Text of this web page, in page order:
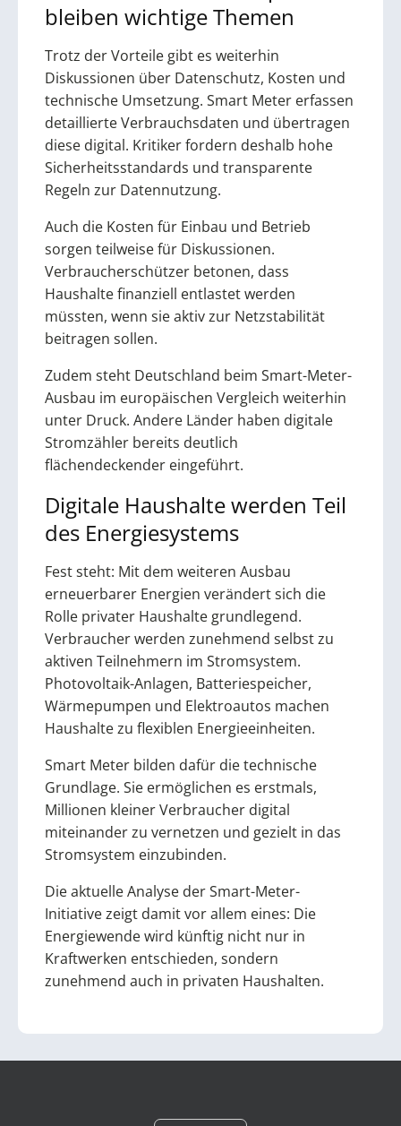
bleiben wichtige Themen
Trotz der Vorteile gibt es weiterhin
Diskussionen über Datenschutz, Kosten und
technische Umsetzung. Smart Meter erfassen
detaillierte Verbrauchsdaten und übertragen
diese digital. Kritiker fordern deshalb hohe
Sicherheitsstandards und transparente
Regeln zur Datennutzung.
Auch die Kosten für Einbau und Betrieb
sorgen teilweise für Diskussionen.
Verbraucherschützer betonen, dass
Haushalte finanziell entlastet werden
müssten, wenn sie aktiv zur Netzstabilität
beitragen sollen.
Zudem steht Deutschland beim Smart-Meter-
Ausbau im europäischen Vergleich weiterhin
unter Druck. Andere Länder haben digitale
Stromzähler bereits deutlich
flächendeckender eingeführt.
Digitale Haushalte werden Teil
des Energiesystems
Fest steht: Mit dem weiteren Ausbau
erneuerbarer Energien verändert sich die
Rolle privater Haushalte grundlegend.
Verbraucher werden zunehmend selbst zu
aktiven Teilnehmern im Stromsystem.
Photovoltaik-Anlagen, Batteriespeicher,
Wärmepumpen und Elektroautos machen
Haushalte zu flexiblen Energieeinheiten.
Smart Meter bilden dafür die technische
Grundlage. Sie ermöglichen es erstmals,
Millionen kleiner Verbraucher digital
miteinander zu vernetzen und gezielt in das
Stromsystem einzubinden.
Die aktuelle Analyse der Smart-Meter-
Initiative zeigt damit vor allem eines: Die
Energiewende wird künftig nicht nur in
Kraftwerken entschieden, sondern
zunehmend auch in privaten Haushalten.